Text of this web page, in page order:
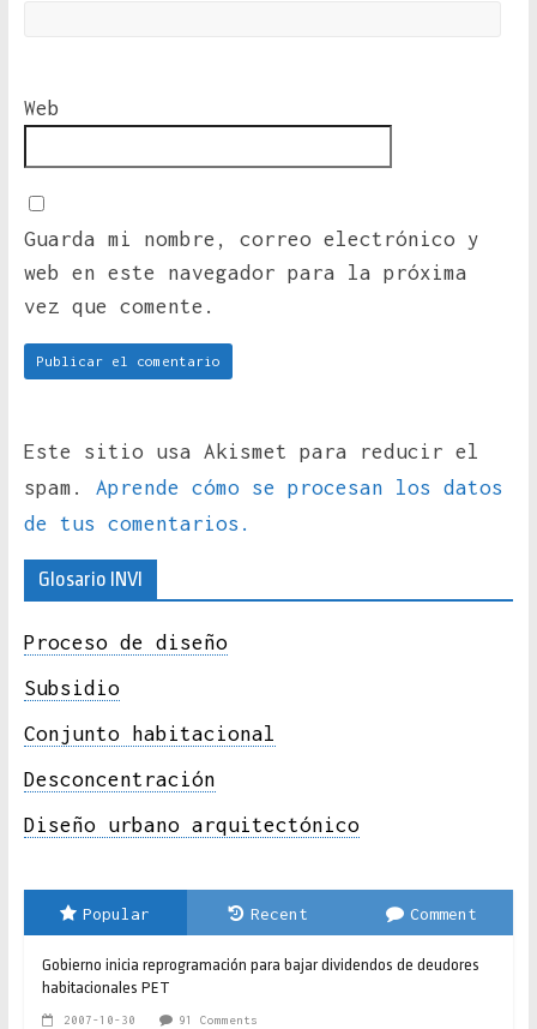
Web
Guarda mi nombre, correo electrónico y
web en este navegador para la próxima
vez que comente.
Este sitio usa Akismet para reducir el
spam. Aprende cómo se procesan los datos
de tus comentarios.
Glosario INVI
Proceso de diseño
Subsidio
Conjunto habitacional
Desconcentración
Diseño urbano arquitectónico
Popular Recent Comment
Gobierno inicia reprogramación para bajar dividendos de deudores
habitacionales PET
2007-10-30 91 Comments